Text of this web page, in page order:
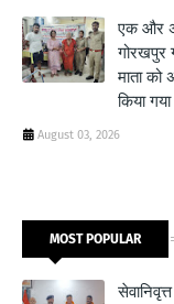
एक और
गोरखपुर
माता
किया
August 03, 2026
MOST POPULAR